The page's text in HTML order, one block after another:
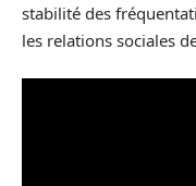
stabilité des
les relations sociales